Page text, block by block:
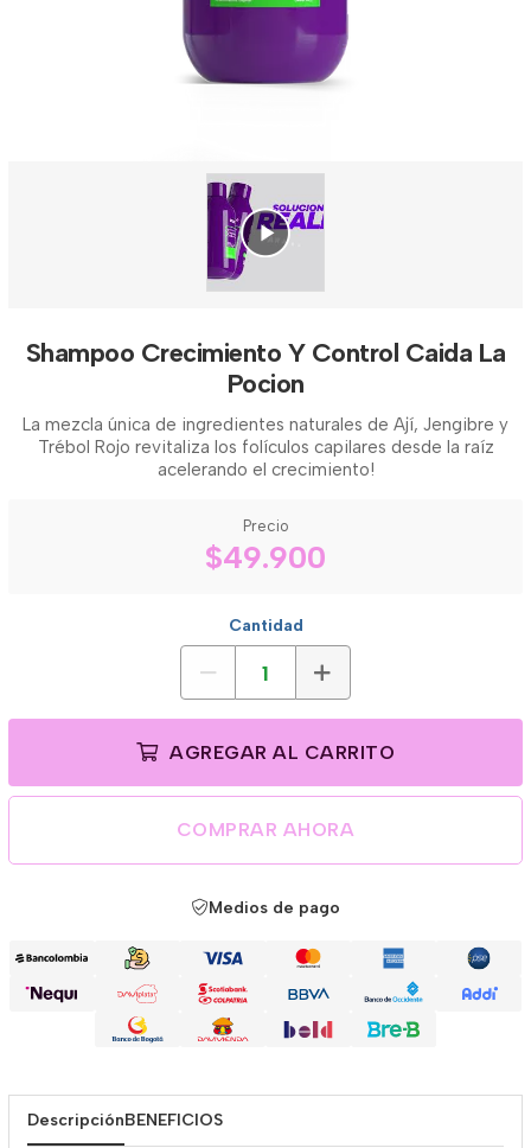
Shampoo Crecimiento Y Control Caida La
Pocion
La mezcla única de ingredientes naturales de Ají, Jengibre y
Trébol Rojo revitaliza los folículos capilares desde la raíz
acelerando el crecimiento!
Precio
$49.900
Cantidad
AGREGAR AL CARRITO
COMPRAR AHORA
Medios de pago
DescripciónBENEFICIOS